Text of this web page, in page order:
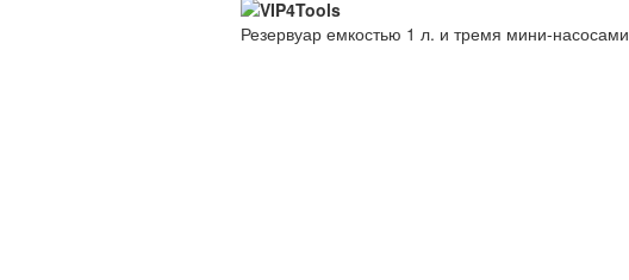
Резервуар емкостью 1 л. и тремя мини-насосами